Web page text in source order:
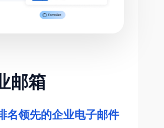
邮箱
名领先的企业电子邮件